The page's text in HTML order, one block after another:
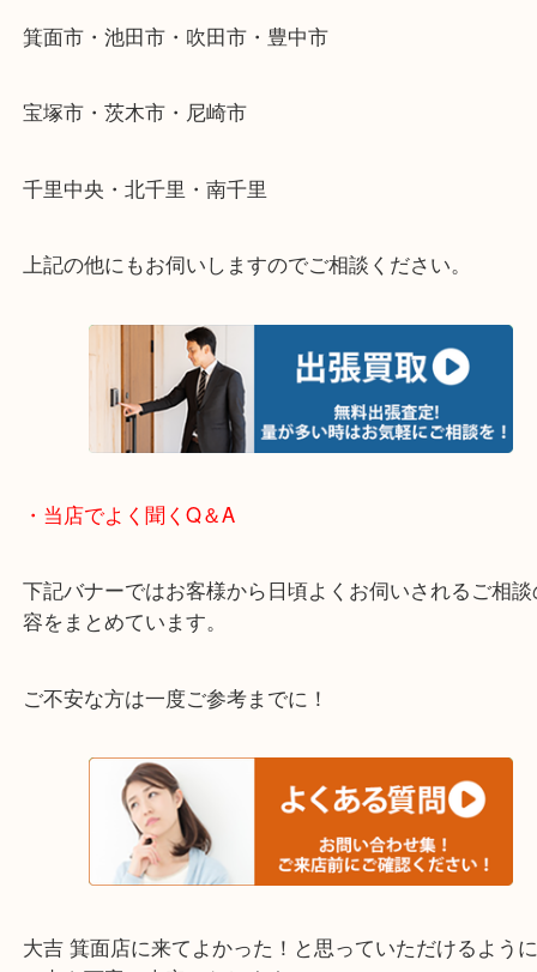
遠方のお客様・お品物が多いお客様へは近場でも出
さい。
・エリア紹介
※下記エリアはご依頼が多いエリアです。
箕面市・池田市・吹田市・豊中市
宝塚市・茨木市・尼崎市
千里中央・北千里・南千里
上記の他にもお伺いしますのでご相談ください。
・当店でよく聞くQ＆A